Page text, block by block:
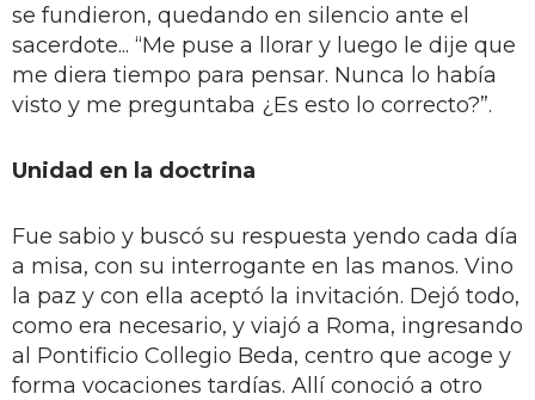
se fundieron, quedando en silencio ante el
sacerdote... “Me puse a llorar y luego le dije que
me diera tiempo para pensar. Nunca lo había
visto y me preguntaba ¿Es esto lo correcto?”.
Unidad en la doctrina
Fue sabio y buscó su respuesta yendo cada día
a misa, con su interrogante en las manos. Vino
la paz y con ella aceptó la invitación. Dejó todo,
como era necesario, y viajó a Roma, ingresando
al Pontificio Collegio Beda, centro que acoge y
forma vocaciones tardías. Allí conoció a otro